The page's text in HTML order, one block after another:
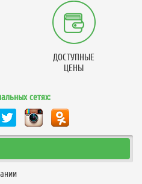
ДОСТУПНЫЕ
ЦЕНЫ
сетях: